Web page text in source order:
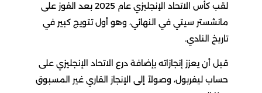
لقب كأس الاتحاد الإنجليزي عام 2025 بعد الفوز على
مانشستر سيتي في النهائي، وهو أول تتويج كبير في
تاريخ النادي.
قبل أن يعزز إنجازاته بإضافة درع الاتحاد الإنجليزي على
حساب ليفربول، وصولاً إلى الإنجاز القاري غير المسبوق